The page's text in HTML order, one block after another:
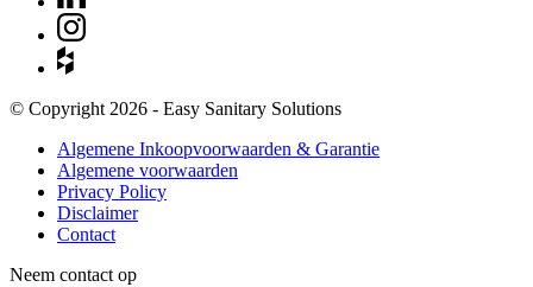
© Copyright 2026 - Easy Sanitary Solutions
Algemene Inkoopvoorwaarden & Garantie
Algemene voorwaarden
Privacy Policy
Disclaimer
Contact
Neem contact op